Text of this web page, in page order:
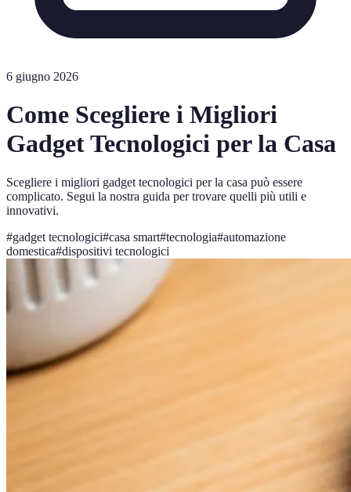
6 giugno 2026
Come Scegliere i Migliori
Gadget Tecnologici per la Casa
Scegliere i migliori gadget tecnologici per la casa può essere
complicato. Segui la nostra guida per trovare quelli più utili e
innovativi.
#gadget tecnologici#casa smart#tecnologia#automazione
domestica#dispositivi tecnologici